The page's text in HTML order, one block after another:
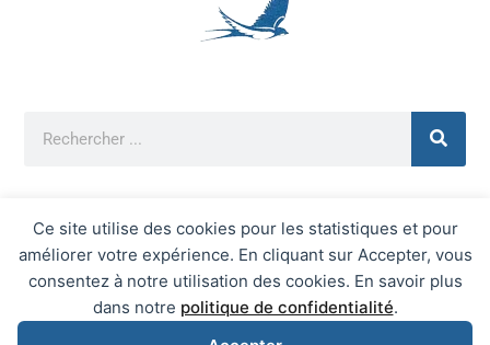
Ce site utilise des cookies pour les statistiques et pour
améliorer votre expérience. En cliquant sur Accepter, vous
consentez à notre utilisation des cookies. En savoir plus
dans notre politique de confidentialité.
Mentions Légales
Mairie d'Écrainville © 2026 Tous Droits Réservés